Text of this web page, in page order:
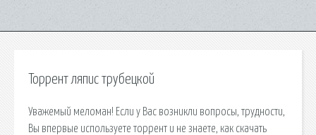
Торрент ляпис трубецкой
Уважемый меломан! Если у Вас возникли вопросы, трудности,
Вы впервые используете торрент и не знаете, как скачать